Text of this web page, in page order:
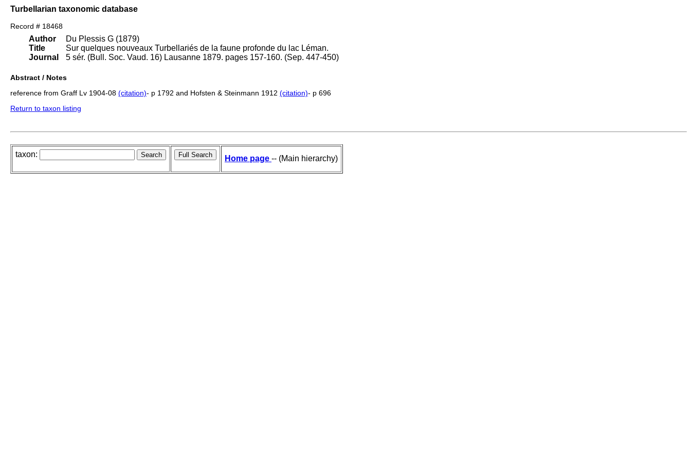
Turbellarian taxonomic database
Record # 18468
Author
Title
Journal
Du Plessis G (1879)
Sur quelques nouveaux Turbellariés de la faune profonde du lac Léman.
5 sér. (Bull. Soc. Vaud. 16) Lausanne 1879. pages 157-160. (Sep. 447-450)
Abstract / Notes
reference from Graff Lv 1904-08 (citation)- p 1792 and Hofsten & Steinmann 1912 (citation)- p 696
Return to taxon listing
taxon: Home page -- (Main hierarchy)